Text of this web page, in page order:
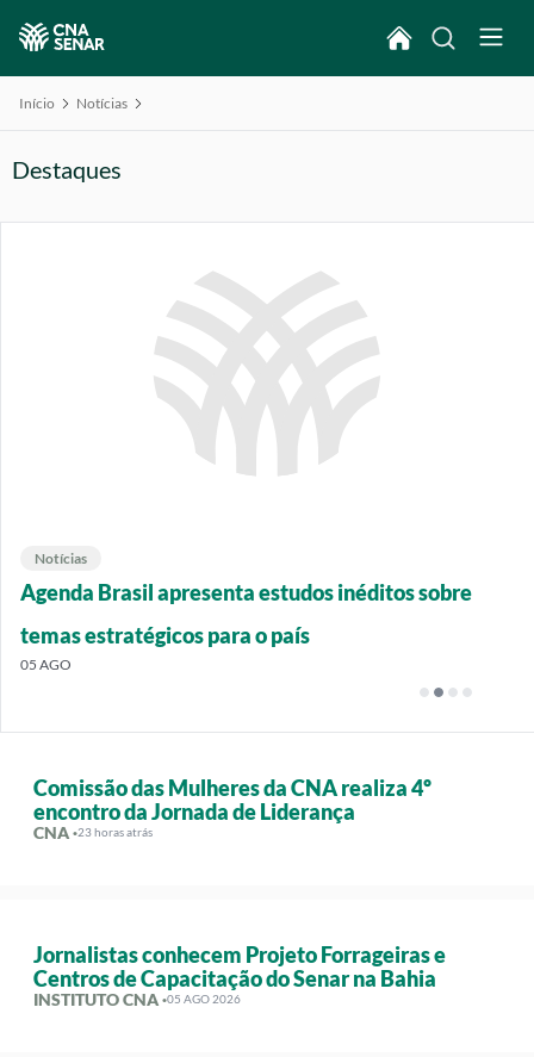
Início Notícias
Destaques
Notícias
Em SP, CNA participa do Salão Internacional de
Proteína Animal
06 AGO
Notícias
Agenda Brasil apresenta estudos inéditos sobre
temas estratégicos para o país
05 AGO
Notícias
CNA participa de reunião da Câmara Setorial da
Cadeia Produtiva da Soja
05 AGO
Notícias
CNA participa de feira internacional de negócios de
frutas e verduras em SP
05 AGO
Comissão das Mulheres da CNA realiza 4º
encontro da Jornada de Liderança
CNA ·23 horas atrás
Jornalistas conhecem Projeto Forrageiras e
Centros de Capacitação do Senar na Bahia
INSTITUTO CNA ·05 AGO 2026